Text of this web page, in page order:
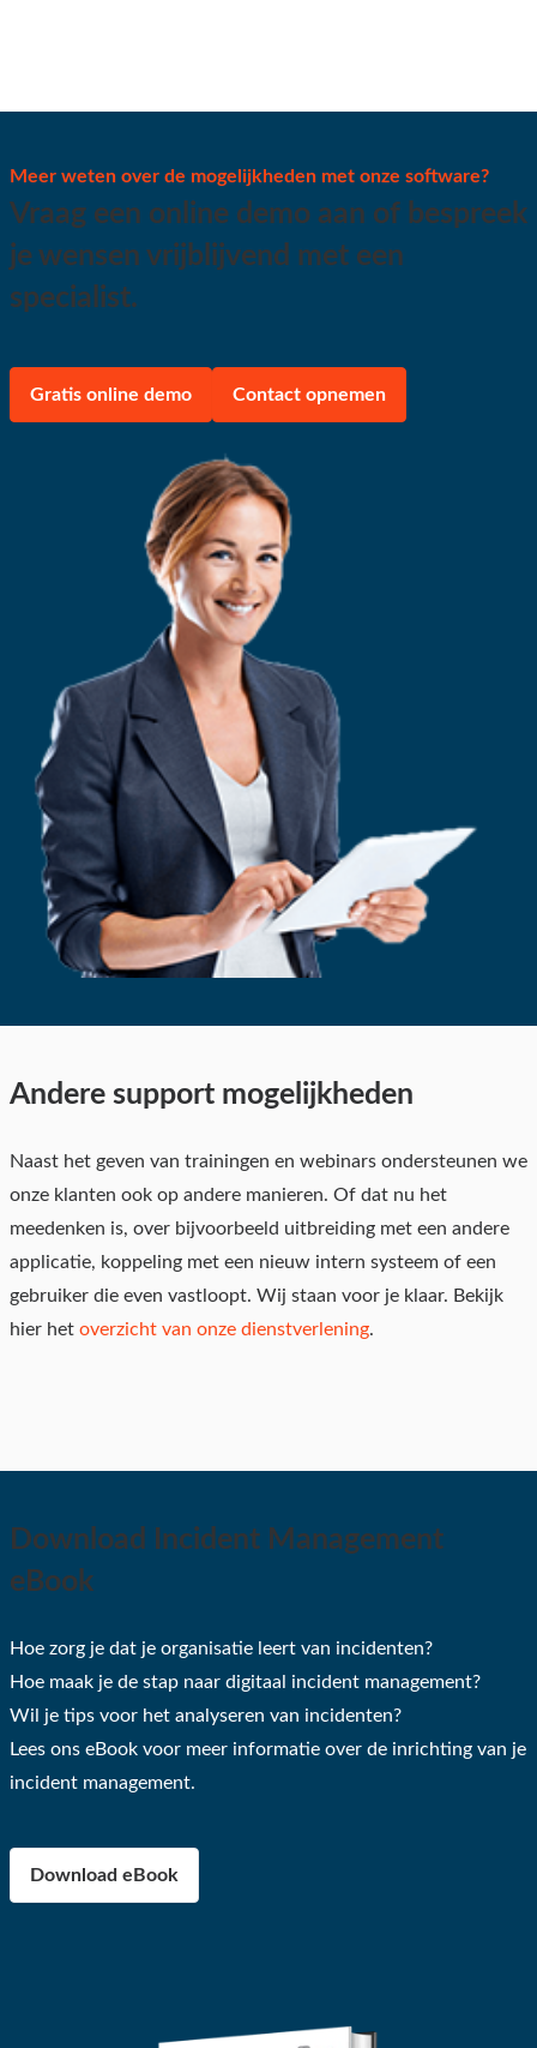
Meer weten over de mogelijkheden met onze software?
Vraag een online demo aan of bespreek
je wensen vrijblijvend met een
specialist.
Gratis online demo Contact opnemen
Andere support mogelijkheden
Naast het geven van trainingen en webinars ondersteunen we
onze klanten ook op andere manieren. Of dat nu het
meedenken is, over bijvoorbeeld uitbreiding met een andere
applicatie, koppeling met een nieuw intern systeem of een
gebruiker die even vastloopt. Wij staan voor je klaar. Bekijk
hier het overzicht van onze dienstverlening.
Download Incident Management
eBook
Hoe zorg je dat je organisatie leert van incidenten?
Hoe maak je de stap naar digitaal incident management?
Wil je tips voor het analyseren van incidenten?
Lees ons eBook voor meer informatie over de inrichting van je
incident management.
Download eBook